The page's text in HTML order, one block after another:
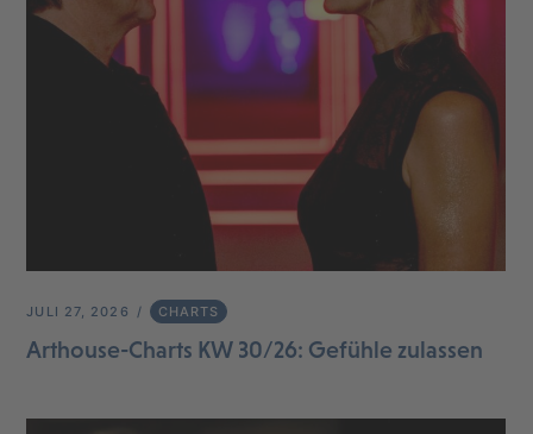
JULI 27, 2026 CHARTS
Arthouse-Charts KW 30/26: Gefühle zulassen